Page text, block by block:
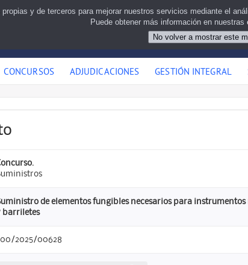
CONCURSOS ADJUDICACIONES GESTIÓN INTEGRAL
de elementos fungibles necesarios para instrumentos
barriletes
2025/00628
y de terceros para mejorar nuestros servicios mediante el
Puede obtener más información en nuestras